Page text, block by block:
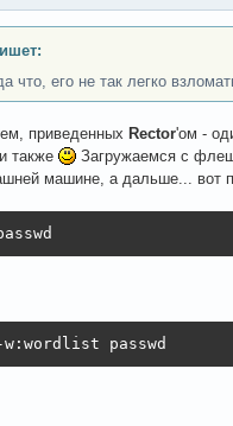
что, его не так легко
приведенных Rector'ом -
также
Загружаемся с
машине, а дальше... вот
passwd